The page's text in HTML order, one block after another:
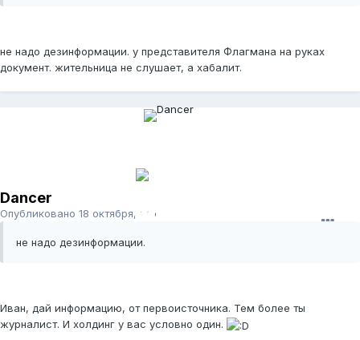
не надо дезинформации. у представителя Флагмана на руках
документ. жительница не слушает, а хабалит.
Dancer
Опубликовано 18 октября, 2011
не надо дезинформации.
Иван, дай информацию, от первоисточника. Тем более ты
журналист. И холдинг у вас условно один.